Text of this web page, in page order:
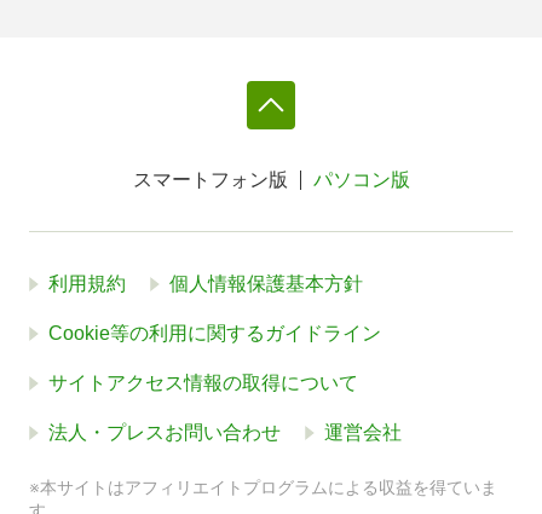
スマートフォン版 パソコン版
利用規約 個人情報保護基本方針
Cookie等の利用に関するガイドライン
サイトアクセス情報の取得について
法人・プレスお問い合わせ 運営会社
※本サイトはアフィリエイトプログラムによる収益を得ていま